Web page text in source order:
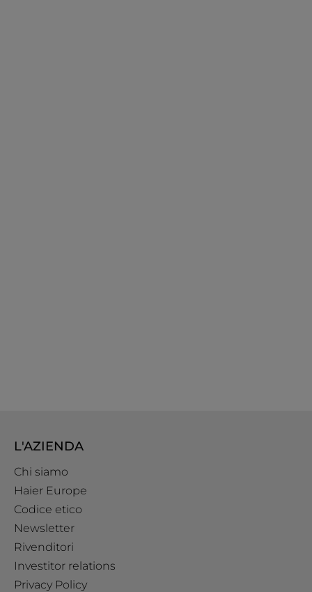
L'AZIENDA
Chi siamo
Haier Europe
Codice etico
Newsletter
Rivenditori
Investitor relations
Privacy Policy